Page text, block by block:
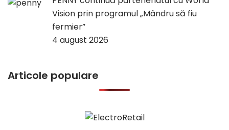
Vision prin programul „Mândru să fiu
fermier”
4 august 2026
Articole populare